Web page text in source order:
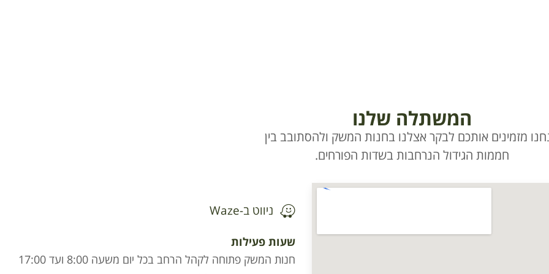
המשתלה שלנו
מזמינים אותכם לבקר אצלנו בחנות המשק ולהסתובב בין
חממות הגידול הנרחבות בשדות הפורחים.
ניווט ב-Waze
שעות פעילות
חנות המשק פתוחה לקהל הרחב בכל יום משעה 8:00 ועד 17:00